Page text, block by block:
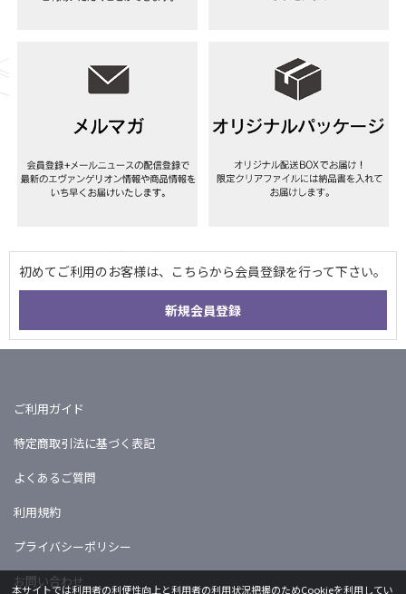
ご利用ガイド
特定商取引法に基づく表記
よくあるご質問
利用規約
プライバシーポリシー
お問い合わせ
本サイトでは利用者の利便性向上と利用者の利用状況把握のためCookieを利用してい